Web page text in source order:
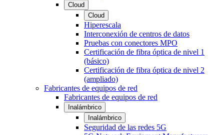
Cloud
Cloud
Hiperescala
Interconexión de centros de datos
Pruebas con conectores MPO
Certificación de fibra óptica de nivel 1
(básico)
Certificación de fibra óptica de nivel 2
(ampliado)
Fabricantes de equipos de red
Fabricantes de equipos de red
Inalámbrico
Inalámbrico
Seguridad de las redes 5G